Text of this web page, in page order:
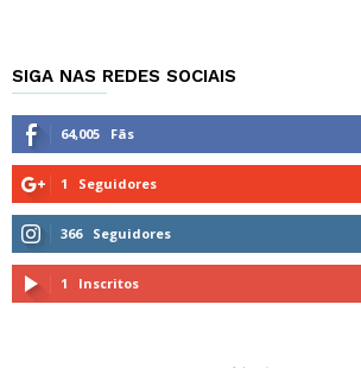
SIGA NAS REDES SOCIAIS
64,005 Fãs
1 Seguidores
366 Seguidores
1 Inscritos